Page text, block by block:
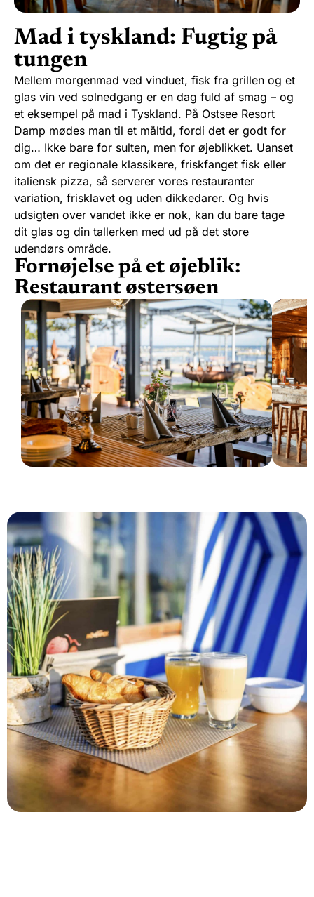
Mad i tyskland: Fugtig på
tungen
Mellem morgenmad ved vinduet, fisk fra grillen og et
glas vin ved solnedgang er en dag fuld af smag – og
et eksempel på mad i Tyskland. På Ostsee Resort
Damp mødes man til et måltid, fordi det er godt for
dig… Ikke bare for sulten, men for øjeblikket. Uanset
om det er regionale klassikere, friskfanget fisk eller
italiensk pizza, så serverer vores restauranter
variation, frisklavet og uden dikkedarer. Og hvis
udsigten over vandet ikke er nok, kan du bare tage
dit glas og din tallerken med ud på det store
udendørs område.
Fornøjelse på et øjeblik:
Restaurant østersøen